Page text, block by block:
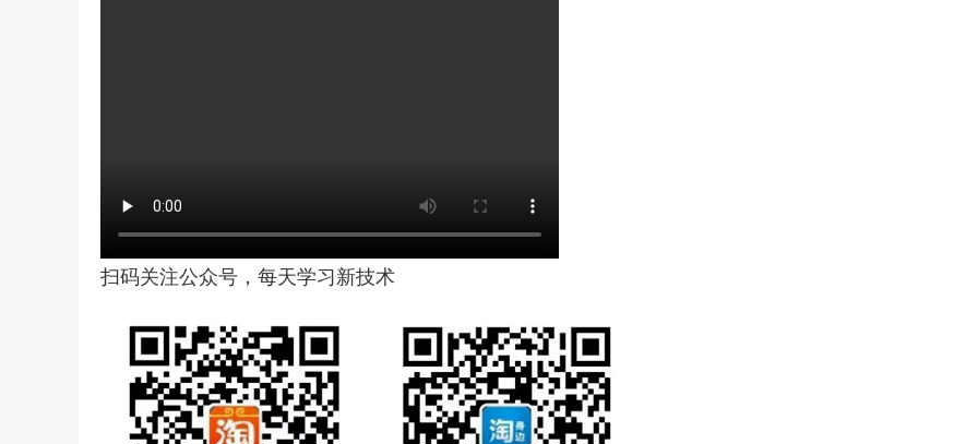
扫码关注公众号，每天学习新技术